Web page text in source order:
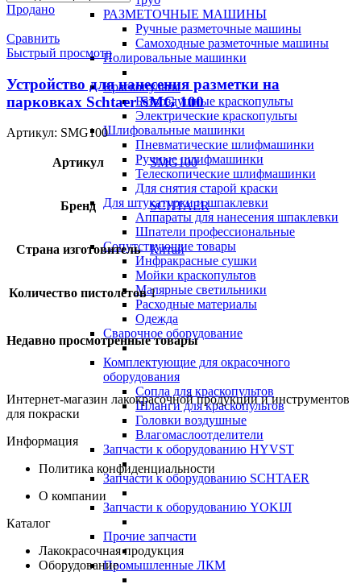
РАЗМЕТОЧНЫЕ МАШИНЫ
Ручные разметочные машины
Самоходные разметочные машины
Полировальные машинки
Краскопульты
Безвоздушные краскопульты
Электрические краскопульты
Шлифовальные машинки
Пневматические шлифмашинки
Ручные шлифмашинки
Телескопические шлифмашинки
Для снятия старой краски
Для штукатурки и шпаклевки
Аппараты для нанесения шпаклевки
Шпатели профессиональные
Сопутствующие товары
Инфракрасные сушки
Мойки краскопультов
Малярные светильники
Расходные материалы
Одежда
Сварочное оборудование
Комплектующие для окрасочного
оборудования
Сопла для краскопультов
Шланги для краскопультов
Головки воздушные
Влагомаслоотделители
Запчасти к оборудованию HYVST
Запчасти к оборудованию SCHTAER
Запчасти к оборудованию YOKIJI
Прочие запчасти
Промышленные ЛКМ
Продано
Сравнить
Быстрый просмотр
Устройство для нанесения разметки на
парковках Schtaer SMG 100
Артикул: SMG100
Артикул SMG100
Бренд SCHTAER
Страна изготовитель Китай
Количество пистолетов 1
Недавно просмотренные товары
Интернет-магазин лакокрасочной продукции и инструментов
для покраски
Информация
Политика конфиденциальности
О компании
Каталог
Лакокрасочная продукция
Оборудование